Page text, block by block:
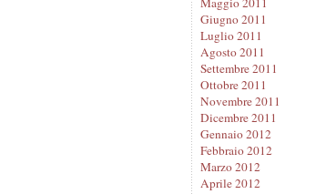
Giugno 2011
Luglio 2011
Agosto 2011
Settembre 2011
Ottobre 2011
Novembre 2011
Dicembre 2011
Gennaio 2012
Febbraio 2012
Marzo 2012
Aprile 2012